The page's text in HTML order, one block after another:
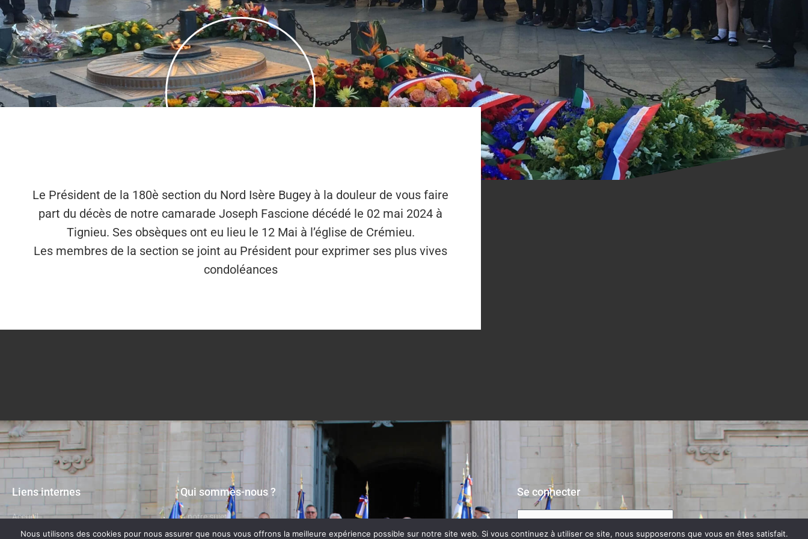
Le Président de la 180è section du Nord Isère Bugey à la douleur de vous faire
part du décès de notre camarade Joseph Fascione décédé le 02 mai 2024 à
Tignieu. Ses obsèques ont eu lieu le 12 Mai à l’église de Crémieu.
Les membres de la section se joint au Président pour exprimer ses plus vives
condoléances
Liens internes
Accueil
La Fédération
Qui sommes-nous ?
A notre sujet
Contactez-nous
Se connecter
Nous utilisons des cookies pour nous assurer que nous vous offrons la meilleure expérience possible sur notre site web. Si vous continuez à utiliser ce site, nous supposerons que vous en êtes satisfait.